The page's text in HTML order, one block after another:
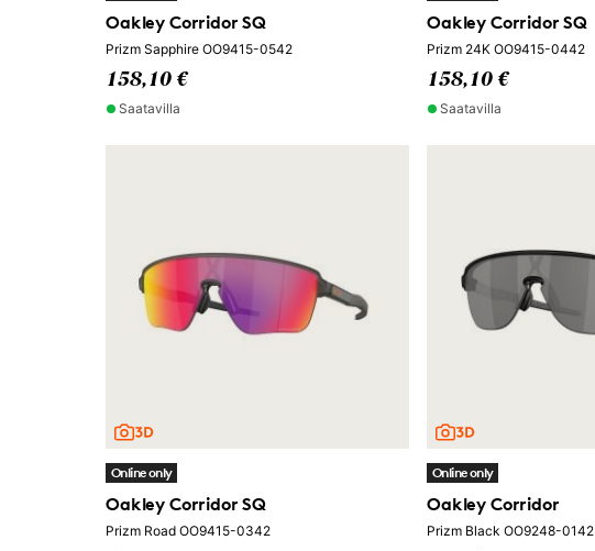
Oakley Corridor SQ
Prizm Sapphire OO9415-0542
158,10 €
Saatavilla
Oakley Corridor SQ
Prizm 24K OO9415-0442
158,10 €
Saatavilla
Online only
Oakley Corridor SQ
Prizm Road OO9415-0342
Online only
Oakley Corridor
Prizm Black OO9248-0142